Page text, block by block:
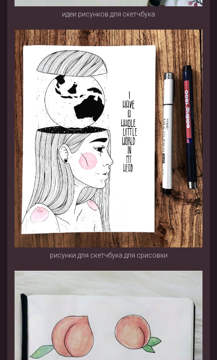
идеи рисунков для скетчбука
рисунки для скетчбука для срисовки